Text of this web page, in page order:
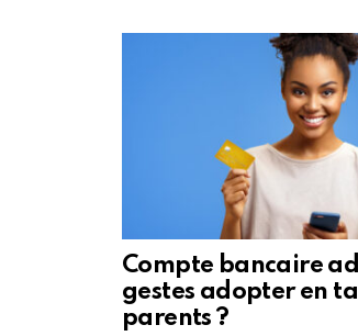
Compte bancaire
gestes adopter en
parents ?